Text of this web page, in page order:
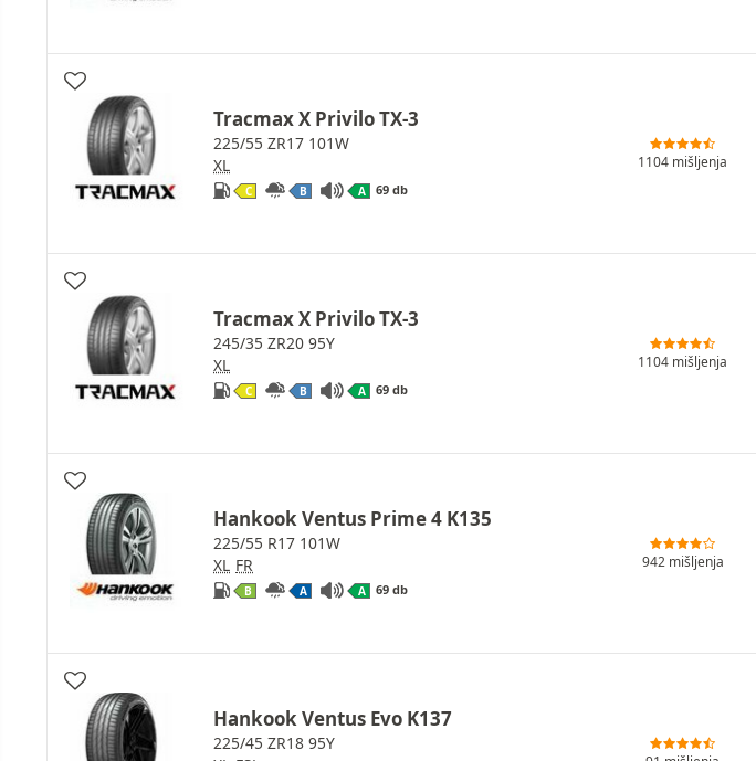
Tracmax X Privilo TX-3
225/55 ZR17 101W
XL
C B A 69 db
1104 mišljenja
Tracmax X Privilo TX-3
245/35 ZR20 95Y
XL
C B A 69 db
1104 mišljenja
Hankook Ventus Prime 4 K135
225/55 R17 101W
XL FR
B A A 69 db
942 mišljenja
Hankook Ventus Evo K137
225/45 ZR18 95Y